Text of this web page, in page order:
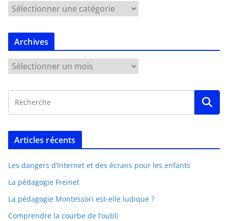
Archives
Articles récents
Les dangers d’Internet et des écrans pour les enfants
La pédagogie Freinet
La pédagogie Montessori est-elle ludique ?
Comprendre la courbe de l’oubli